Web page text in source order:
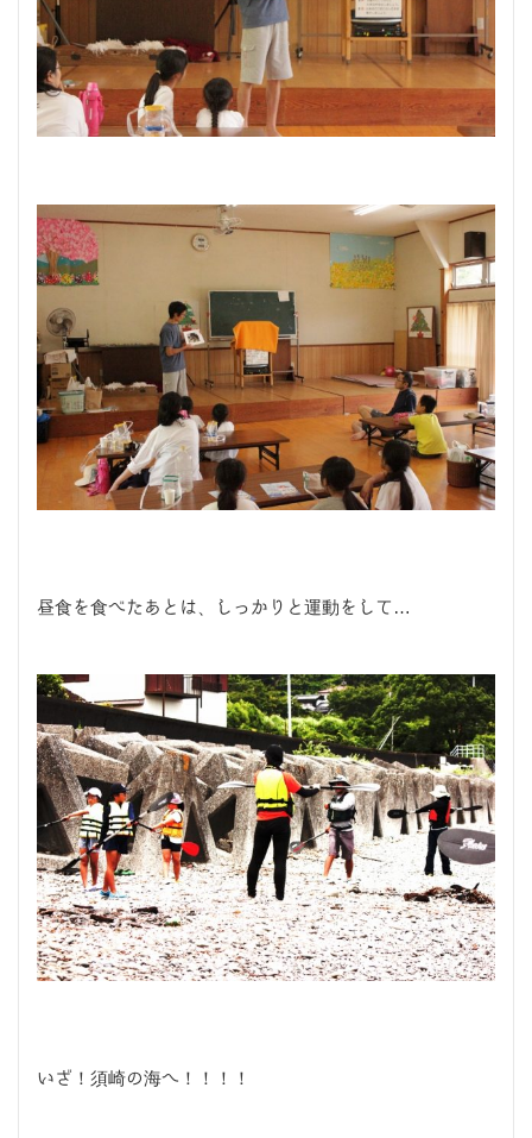
昼食を食べたあとは、しっかりと運動をして…
いざ！須崎の海へ！！！！